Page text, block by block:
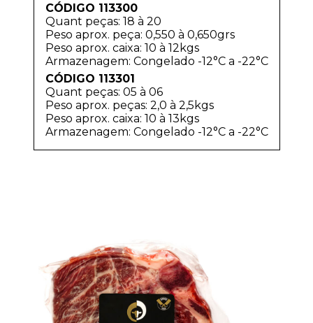
CÓDIGO 113300
Quant peças: 18 à 20
Peso aprox. peça: 0,550 à 0,650grs
Peso aprox. caixa: 10 à 12kgs
Armazenagem: Congelado -12°C a -22°C
CÓDIGO 113301
Quant peças: 05 à 06
Peso aprox. peças: 2,0 à 2,5kgs
Peso aprox. caixa: 10 à 13kgs
Armazenagem: Congelado -12°C a -22°C